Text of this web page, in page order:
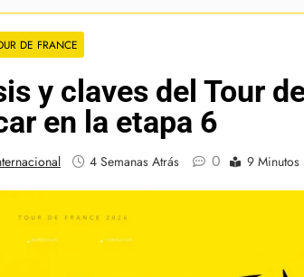
DE FRANCE
y claves del Tour
en la etapa 6
4 Semanas Atrás 0 9 Minutos